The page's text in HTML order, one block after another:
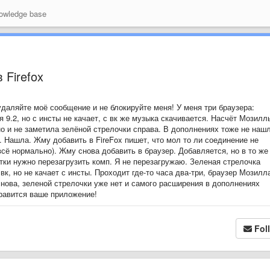
base
Firefox
моё сообщение и не блокируйте меня! У меня три браузера:
но с инсты не качает, с вк же музыка скачивается. Насчёт
и не заметила зелёной стрелочки справа. В дополнениях тоже не
Жму добавить в FireFox пишет, что мол то ли соединение не
нормально). Жму снова добавить в браузер. Добавляется, но в то же
нужно перезагрузить комп. Я не перезагружаю. Зеленая стрелочка
но не качает с инсты. Проходит где-то часа два-три, браузер
зеленой стрелочки уже нет и самого расширения в дополнениях
ваше приложение!